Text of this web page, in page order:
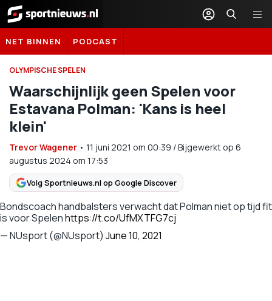
Sportnieuws.nl
NET BINNEN PODCAST
OLYMPISCHE SPELEN
Waarschijnlijk geen Spelen voor
Estavana Polman: 'Kans is heel
klein'
Trevor Wagener • 11 juni 2021 om 00:39 /Bijgewerkt op 6
augustus 2024 om 17:53
Volg Sportnieuws.nl op Google Discover
Bondscoach handbalsters verwacht dat Polman niet op tijd fit
is voor Spelenhttps://t.co/UfMXTFG7cj
— NUsport (@NUsport) June 10, 2021